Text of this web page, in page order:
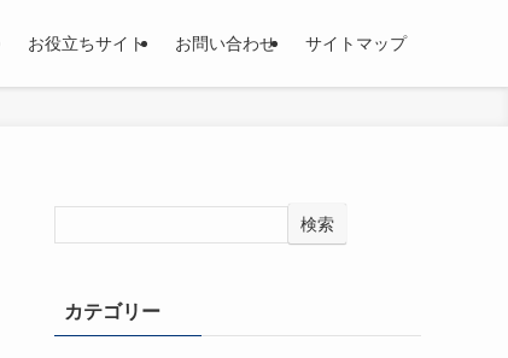
お役立ちサイト お問い合わせ サイトマップ
検索
カテゴリー